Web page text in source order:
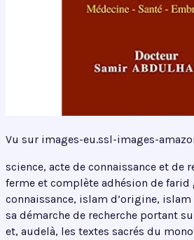
Vu sur images-eu.ssl-images-
science, acte de connaissance et de
ferme et complète adhésion de farid
connaissance, islam d’origine,
sa démarche de recherche portant
et, audelà, les textes sacrés du